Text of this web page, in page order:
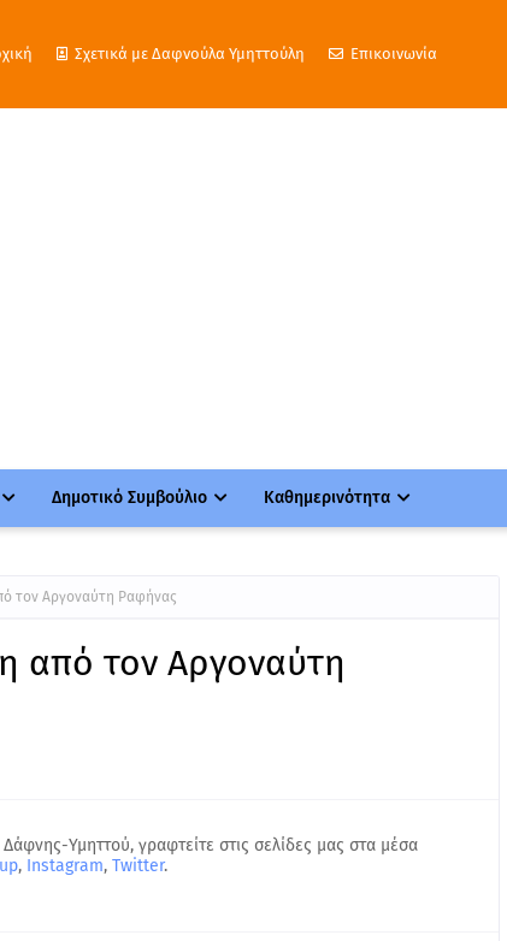
Σχετικά με Δαφνούλα Υμηττούλη Επικοινωνία
Δημοτικό Συμβούλιο Καθημερινότητα
τον Αργοναύτη Ραφήνας
από τον Αργοναύτη
Υμηττού, γραφτείτε στις σελίδες μας στα μέσα
, Instagram, Twitter.